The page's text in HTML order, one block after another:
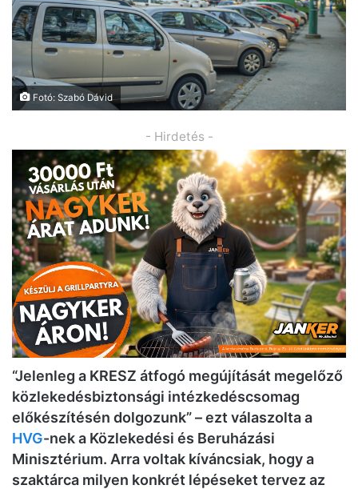
Fotó: Szabó Dávid
- Hirdetés -
“Jelenleg a KRESZ átfogó megújítását megelőző
közlekedésbiztonsági intézkedéscsomag
előkészítésén dolgozunk” – ezt válaszolta a
HVG-nek a Közlekedési és Beruházási
Minisztérium. Arra voltak kíváncsiak, hogy a
szaktárca milyen konkrét lépéseket tervez az